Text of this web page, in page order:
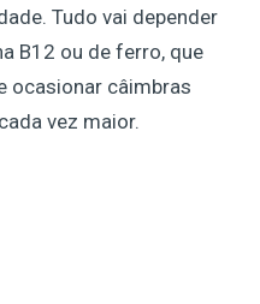
Tudo vai depender
B12 ou de ferro, que
ocasionar câimbras
vez maior.